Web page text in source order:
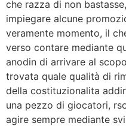
che razza di non
impiegare alcune
veramente momento, il
verso contare mediante
anodin di arrivare al
trovata quale qualità di
della costituzionalita
una pezzo di giocatori,
agire sempre mediante